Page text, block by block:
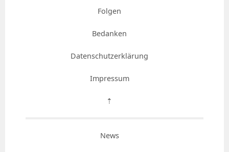
Folgen
Bedanken
Datenschutzerklärung
Impressum
⇡
News